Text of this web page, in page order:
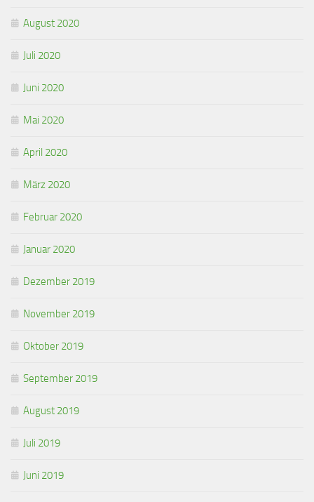
August 2020
Juli 2020
Juni 2020
Mai 2020
April 2020
März 2020
Februar 2020
Januar 2020
Dezember 2019
November 2019
Oktober 2019
September 2019
August 2019
Juli 2019
Juni 2019